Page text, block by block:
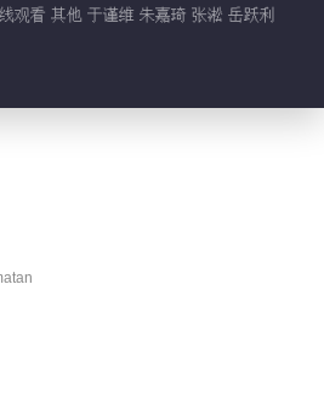
观看 其他 于谨维 朱嘉琦 张淞 岳跃利